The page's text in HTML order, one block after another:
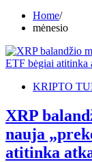
Home
mėnesio
KRIPTO
XRP
nauja
atitinka